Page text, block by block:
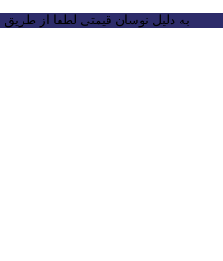
به دلیل نوسان قیمتی لطفا از طریق